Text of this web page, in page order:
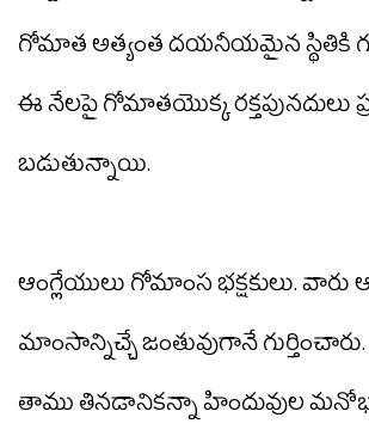
గోమాత అత్యంత దయనీయమైన స్థితికి
ఈ నేలపై గోమాతయొక్క రక్తపునదులు
బడుతున్నాయి.
ఆంగ్లేయులు గోమాంస భక్షకులు. వారు
మాంసాన్నిచ్చే జంతువుగానే గుర్తించారు.
తాము తినడానికన్నా హిందువుల